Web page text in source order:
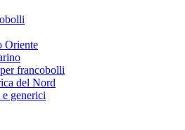
Oriente
francobolli
del Nord
generici